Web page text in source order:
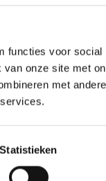
functies voor
onze site met
met
Statistieken
die later
sabotageacties uit.
werden
61 werden
aan